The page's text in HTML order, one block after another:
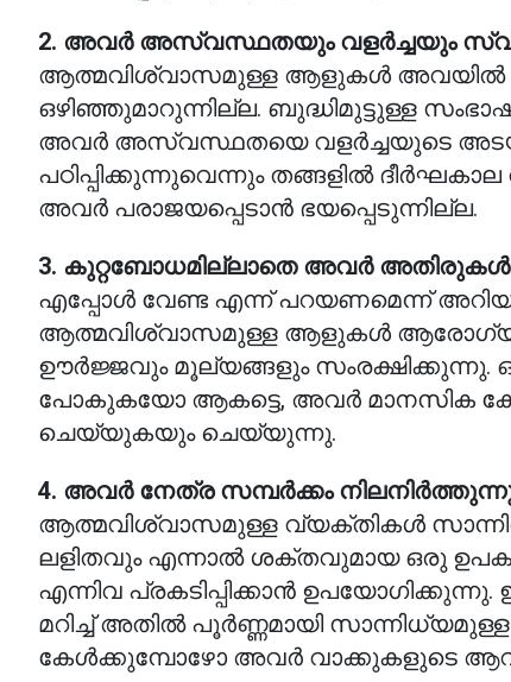
2. അവർ അസ്വസ്ഥതയും വളർച്ചയും
ആത്മവിശ്വാസമുള്ള ആളുകൾ അവയിൽ
ഒഴിഞ്ഞുമാറുന്നില്ല. ബുദ്ധിമുട്ടുള്ള
അവർ അസ്വസ്ഥതയെ വളർച്ചയുടെ
പഠിപ്പിക്കുന്നുവെന്നും തങ്ങളിൽ
അവർ പരാജയപ്പെടാൻ ഭയപ്പെടുന്നില്ല.
3. കുറ്റബോധമില്ലാതെ അവർ അതിരുകൾ
എപ്പോൾ വേണ്ട എന്ന് പറയണമെന്ന്
ആത്മവിശ്വാസമുള്ള ആളുകൾ
ഊർജ്ജവും മൂല്യങ്ങളും സംരക്ഷിക്കുന്നു.
പോകുകയോ ആകട്ടെ, അവർ മാനസിക
ചെയ്യുകയും ചെയ്യുന്നു.
4. അവർ നേത്ര സമ്പർക്കം
ആത്മവിശ്വാസമുള്ള വ്യക്തികൾ
ലളിതവും എന്നാൽ ശക്തവുമായ ഒരു
എന്നിവ പ്രകടിപ്പിക്കാൻ
മറിച്ച് അതിൽ പൂർണ്ണമായി
കേൾക്കുമ്പോഴോ അവർ വാക്കുകളുടെ